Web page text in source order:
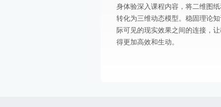
身体验深入课程内容，将二维图
转化为三维动态模型。稳固理论
际可见的现实效果之间的连接，
得更加高效和生动。